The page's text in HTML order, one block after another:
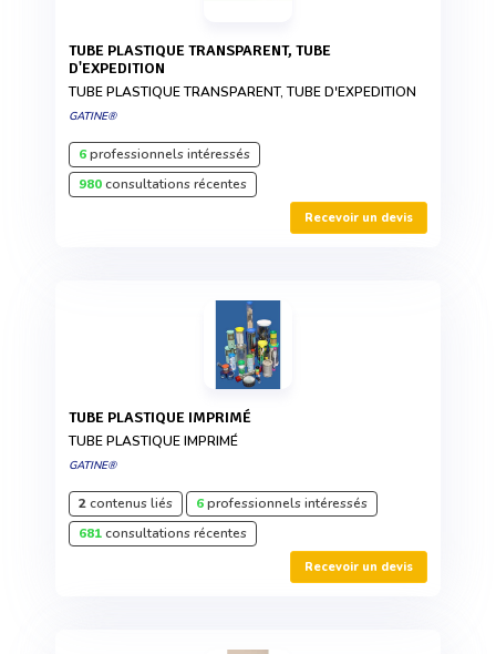
TUBE PLASTIQUE TRANSPARENT, TUBE
D'EXPEDITION
TUBE PLASTIQUE TRANSPARENT, TUBE D'EXPEDITION
GATINE®
6professionnels intéressés
980consultations récentes
Recevoir un devis
TUBE PLASTIQUE IMPRIMÉ
TUBE PLASTIQUE IMPRIMÉ
GATINE®
2contenus liés 6professionnels intéressés
681consultations récentes
Recevoir un devis